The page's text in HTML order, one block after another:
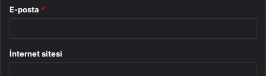
E-posta *
İnternet sitesi